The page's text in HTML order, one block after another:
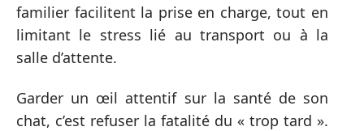
familier facilitent la prise en charge, tout en
limitant le stress lié au transport ou à la
salle d’attente.
Garder un œil attentif sur la santé de son
chat, c’est refuser la fatalité du « trop tard ».